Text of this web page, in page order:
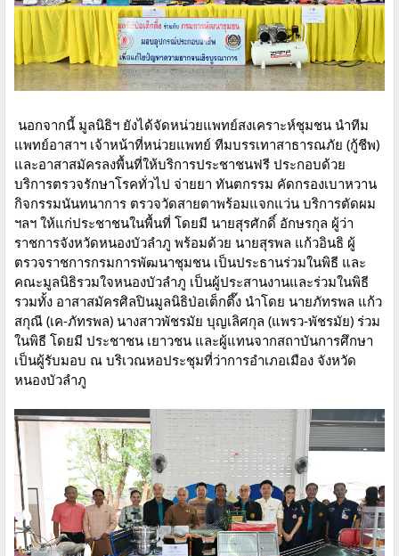
นอกจากนี้ มูลนิธิฯ ยังได้จัดหน่วยแพทย์สงเคราะห์ชุมชน นำทีม
แพทย์อาสาฯ เจ้าหน้าที่หน่วยแพทย์ ทีมบรรเทาสาธารณภัย (กู้ชีพ)
และอาสาสมัครลงพื้นที่ให้บริการประชาชนฟรี ประกอบด้วย
บริการตรวจรักษาโรคทั่วไป จ่ายยา ทันตกรรม คัดกรองเบาหวาน
กิจกรรมนันทนาการ ตรวจวัดสายตาพร้อมแจกแว่น บริการตัดผม
ฯลฯ ให้แก่ประชาชนในพื้นที่ โดยมี นายสุรศักดิ์ อักษรกุล ผู้ว่า
ราชการจังหวัดหนองบัวลำภู พร้อมด้วย นายสุรพล แก้วอินธิ ผู้
ตรวจราชการกรมการพัฒนาชุมชน เป็นประธานร่วมในพิธี และ
คณะมูลนิธิรวมใจหนองบัวลำภู เป็นผู้ประสานงานและร่วมในพิธี
รวมทั้ง อาสาสมัครศิลปินมูลนิธิป่อเต็กตึ๊ง นำโดย นายภัทรพล แก้ว
สกุณี (เค-ภัทรพล) นางสาวพัชรมัย บุญเลิศกุล (แพรว-พัชรมัย) ร่วม
ในพิธี โดยมี ประชาชน เยาวชน และผู้แทนจากสถาบันการศึกษา
เป็นผู้รับมอบ ณ บริเวณหอประชุมที่ว่าการอำเภอเมือง จังหวัด
หนองบัวลำภู